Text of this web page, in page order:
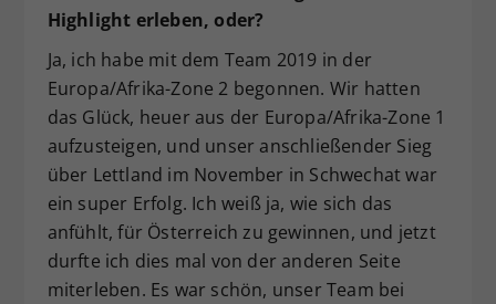
Highlight erleben, oder?
Ja, ich habe mit dem Team 2019 in der
Europa/Afrika-Zone 2 begonnen. Wir hatten
das Glück, heuer aus der Europa/Afrika-Zone 1
aufzusteigen, und unser anschließender Sieg
über Lettland im November in Schwechat war
ein super Erfolg. Ich weiß ja, wie sich das
anfühlt, für Österreich zu gewinnen, und jetzt
durfte ich dies mal von der anderen Seite
miterleben. Es war schön, unser Team bei